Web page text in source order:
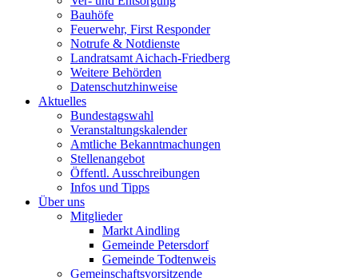
Bauhöfe
Feuerwehr, First Responder
Notrufe & Notdienste
Landratsamt Aichach-Friedberg
Weitere Behörden
Datenschutzhinweise
Aktuelles
Bundestagswahl
Veranstaltungskalender
Amtliche Bekanntmachungen
Stellenangebot
Öffentl. Ausschreibungen
Infos und Tipps
Über uns
Mitglieder
Markt Aindling
Gemeinde Petersdorf
Gemeinde Todtenweis
Gemeinschaftsvorsitzende